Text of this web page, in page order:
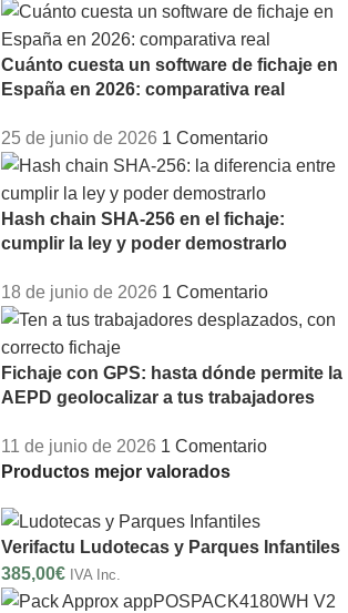
Cuánto cuesta un software de fichaje en
España en 2026: comparativa real
25 de junio de 2026 1 Comentario
Hash chain SHA-256 en el fichaje:
cumplir la ley y poder demostrarlo
18 de junio de 2026 1 Comentario
Fichaje con GPS: hasta dónde permite la
AEPD geolocalizar a tus trabajadores
11 de junio de 2026 1 Comentario
Productos mejor valorados
Verifactu Ludotecas y Parques Infantiles
385,00€ IVA Inc.